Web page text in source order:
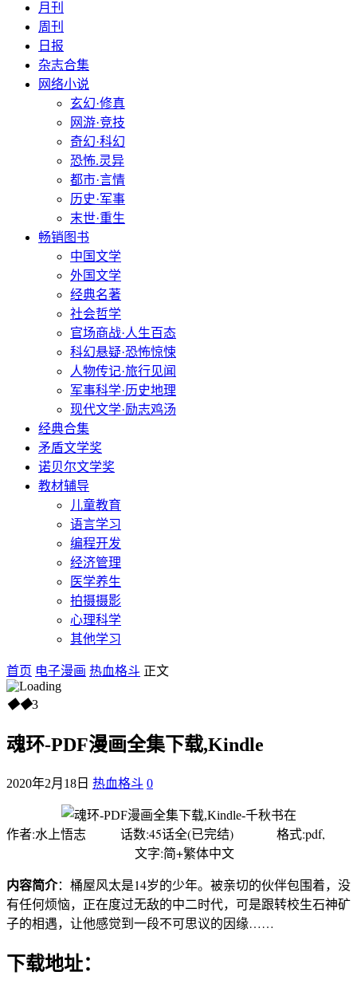
月刊
周刊
日报
杂志合集
网络小说
玄幻·修真
网游·竞技
奇幻·科幻
恐怖.灵异
都市·言情
历史·军事
末世·重生
畅销图书
中国文学
外国文学
经典名著
社会哲学
官场商战·人生百态
科幻悬疑·恐怖惊悚
人物传记·旅行见闻
军事科学·历史地理
现代文学·励志鸡汤
经典合集
矛盾文学奖
诺贝尔文学奖
教材辅导
儿童教育
语言学习
编程开发
经济管理
医学养生
拍摄摄影
心理科学
其他学习
首页 电子漫画 热血格斗 正文
◆◆3
魂环-PDF漫画全集下载,Kindle
2020年2月18日 热血格斗 0
作者:水上悟志 话数:45话全(已完结) 格式:pdf,
文字:简+繁体中文
内容简介：桶屋风太是14岁的少年。被亲切的伙伴包围着，没
有任何烦恼，正在度过无敌的中二时代，可是跟转校生石神矿
子的相遇，让他感觉到一段不可思议的因缘……
下载地址：